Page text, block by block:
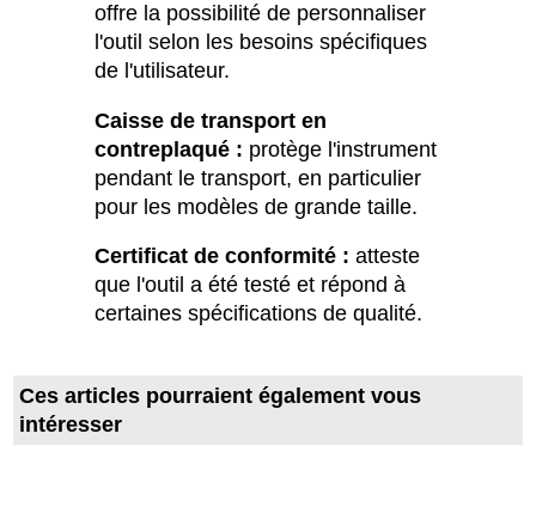
offre la possibilité de personnaliser
l'outil selon les besoins spécifiques
de l'utilisateur.
Caisse de transport en
contreplaqué : protège l'instrument
pendant le transport, en particulier
pour les modèles de grande taille.
Certificat de conformité : atteste
que l'outil a été testé et répond à
certaines spécifications de qualité.
Ces articles pourraient également vous
intéresser